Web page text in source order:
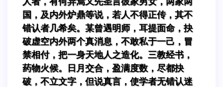
国，及内外炉鼎等说，若人不得正传，其不
错认者几希矣。某曾遇明师，耳提面命，抉
破虚空内外两个真消息，不敢私于一己，冒
禁相付，把一身天地人之造化。三教经书，
药物火候。日月交合，盈满度数，尽都抉
破，不立文字，但说真言，使学者无错认迷